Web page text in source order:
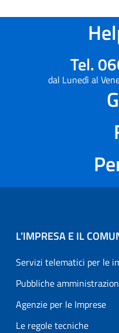
Tel.
dal Lunedì al
L’IMPRESA E IL
Servizi telematici per le
Pubbliche
Agenzie per le Imprese
Le regole tecniche